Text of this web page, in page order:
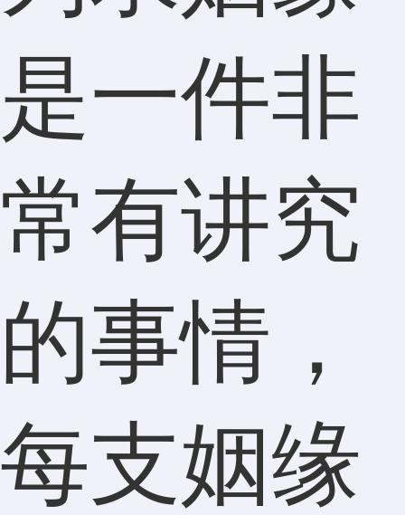
是一件非
常有讲究
的事情，
每支姻缘